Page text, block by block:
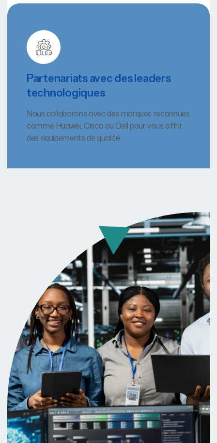
Partenariats avec des leaders
technologiques
Nous collaborons avec des marques reconnues
comme Huawei, Cisco ou Dell pour vous offrir
des équipements de qualité.